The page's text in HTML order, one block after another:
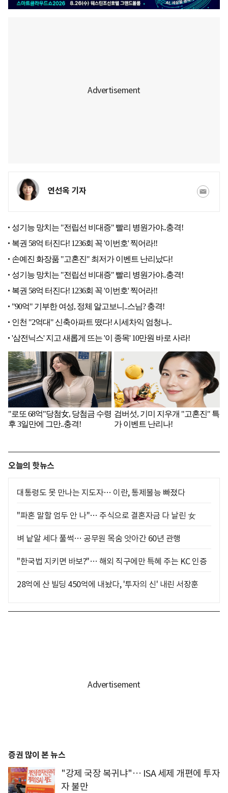
연선옥 기자
오늘의 핫뉴스
대통령도 못 만나는 지도자… 이란, 통제불능 빠졌다
"파혼 말할 엄두 안 나"… 주식으로 결혼자금 다 날린 女
벼 낱알 세다 풀썩… 공무원 목숨 앗아간 60년 관행
"한국법 지키면 바보?"… 해외 직구에만 특혜 주는 KC 인증
28억에 산 빌딩 450억에 내놨다, '투자의 신' 내린 서장훈
증권 많이 본 뉴스
"강제 국장 복귀냐"… ISA 세제 개편에 투자
자 불만